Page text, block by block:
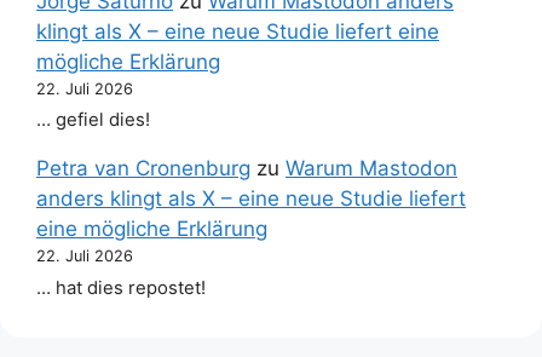
klingt als X – eine neue Studie liefert eine
mögliche Erklärung
22. Juli 2026
… gefiel dies!
Petra van Cronenburg zu Warum Mastodon
anders klingt als X – eine neue Studie liefert
eine mögliche Erklärung
22. Juli 2026
… hat dies repostet!